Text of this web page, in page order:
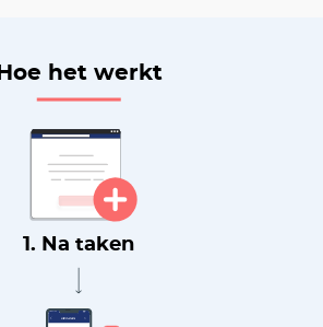
Hoe het werkt
1. Na taken